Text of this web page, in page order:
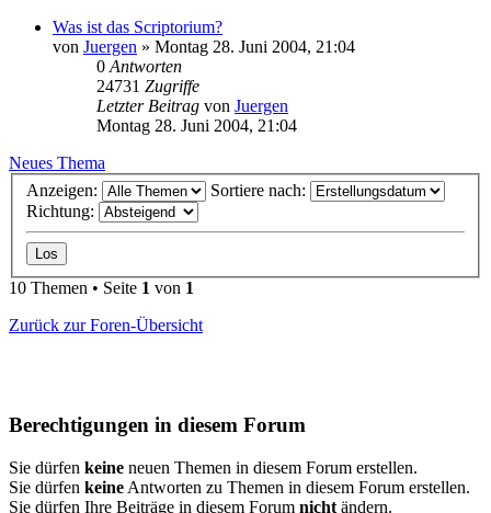
Was ist das Scriptorium?
von Juergen » Montag 28. Juni 2004, 21:04
0 Antworten
24731 Zugriffe
Letzter Beitrag von Juergen
Montag 28. Juni 2004, 21:04
Neues Thema
Anzeigen:
Sortiere nach:
Richtung:
10 Themen • Seite 1 von 1
Zurück zur Foren-Übersicht
Berechtigungen in diesem Forum
Sie dürfen keine neuen Themen in diesem Forum erstellen.
Sie dürfen keine Antworten zu Themen in diesem Forum erstellen.
Sie dürfen Ihre Beiträge in diesem Forum nicht ändern.